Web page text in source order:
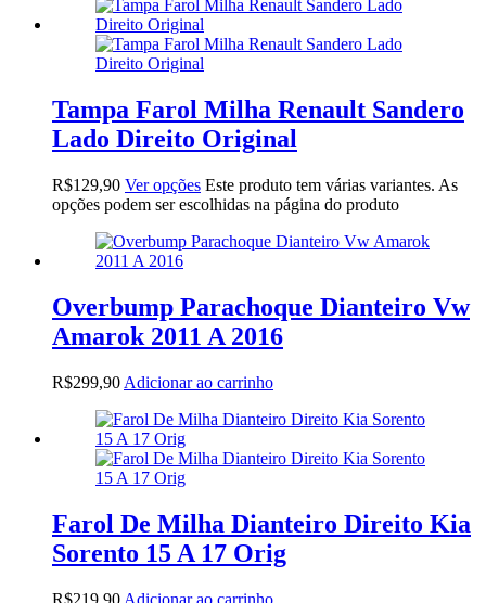
Tampa Farol Milha Renault Sandero
Lado Direito Original
R$129,90 Ver opções Este produto tem várias variantes. As
opções podem ser escolhidas na página do produto
Overbump Parachoque Dianteiro Vw
Amarok 2011 A 2016
R$299,90 Adicionar ao carrinho
Farol De Milha Dianteiro Direito Kia
Sorento 15 A 17 Orig
R$219,90 Adicionar ao carrinho